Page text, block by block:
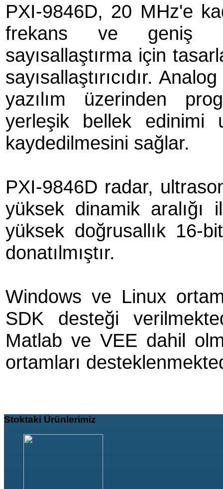
PXI-9846D, 20 MHz'e
frekans ve geniş
sayısallaştırma için
sayısallaştırıcıdır.
yazılım üzerinden
yerleşik bellek edinimi
kaydedilmesini sağlar.
PXI-9846D radar,
yüksek dinamik
yüksek doğrusallık 16-
donatılmıştır.
Windows ve Linux
SDK desteği
Matlab ve VEE dahil
ortamları
Stoktaki Ürünlerimiz